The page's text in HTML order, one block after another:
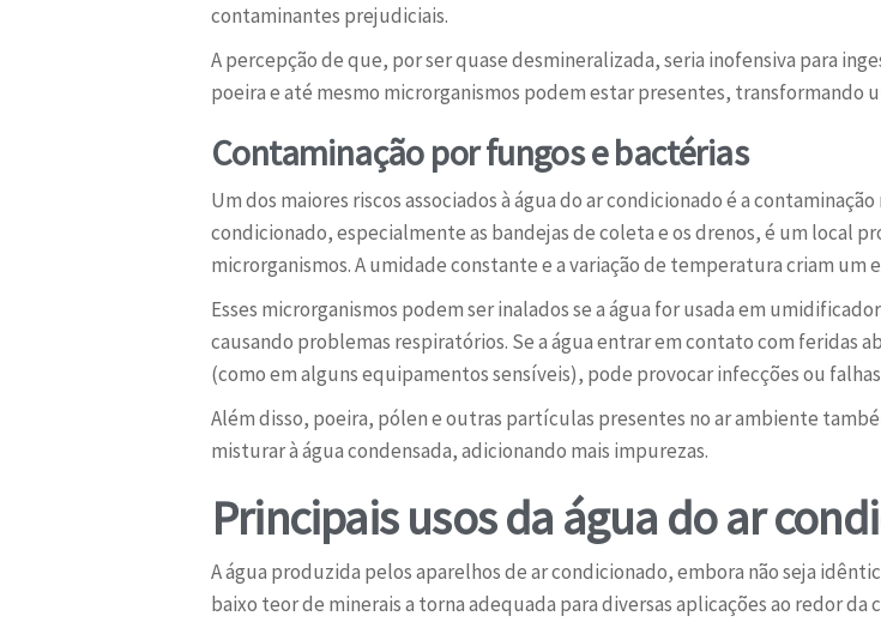
contaminantes prejudiciais.
A percepção de que, por ser quase desmineralizada, seria inofensiva para
poeira e até mesmo microrganismos podem estar presentes,
Contaminação por fungos e bactérias
Um dos maiores riscos associados à água do ar condicionado é a
condicionado, especialmente as bandejas de coleta e os drenos, é um local
microrganismos. A umidade constante e a variação de temperatura criam um
Esses microrganismos podem ser inalados se a água for usada em
causando problemas respiratórios. Se a água entrar em contato com feridas
(como em alguns equipamentos sensíveis), pode provocar infecções ou
Além disso, poeira, pólen e outras partículas presentes no ar ambiente
misturar à água condensada, adicionando mais impurezas.
Principais usos da água do ar
A água produzida pelos aparelhos de ar condicionado, embora não seja
baixo teor de minerais a torna adequada para diversas aplicações ao redor